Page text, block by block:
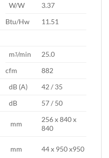
W/W
3.37
Btu/Hw
11.51
mᶾ/min
25.0
cfm
882
dB (A)
42 / 35
dB 57 / 50
mm
256 x 840 x
840
mm 44 x 950 x950